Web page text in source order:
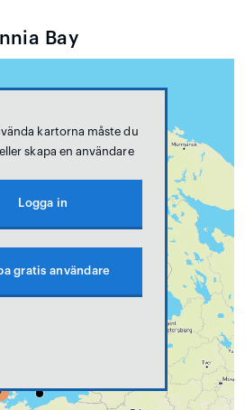
Bay
kartorna måste du
skapa en användare
Logga in
gratis användare